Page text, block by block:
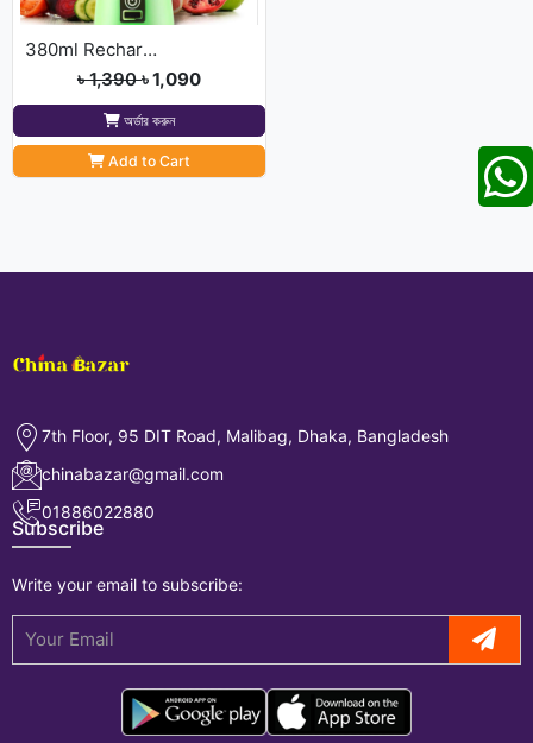
380ml Rechargeable Portable Mini Juicer
৳ 1,390৳ 1,090
অর্ডার করুন
Add to Cart
7th Floor, 95 DIT Road, Malibag, Dhaka, Bangladesh
chinabazar@gmail.com
01886022880
Subscribe
Write your email to subscribe: